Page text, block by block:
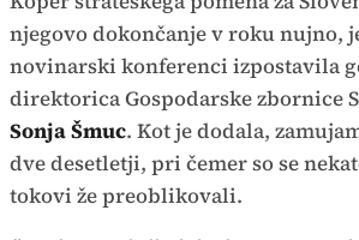
njegovo dokončanje v roku nujno,
novinarski konferenci izpostavila
direktorica Gospodarske zbornice
Sonja Šmuc. Kot je dodala,
dve desetletji, pri čemer so se
tokovi že preoblikovali.